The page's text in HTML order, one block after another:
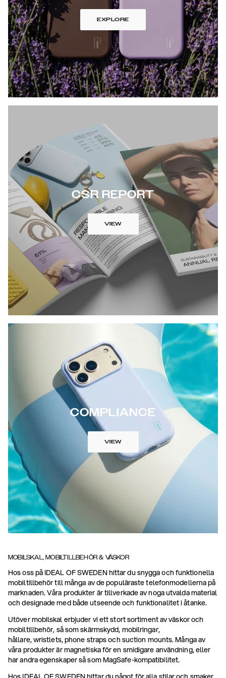
EXPLORE
CSR REPORT
VIEW
COMPLIANCE
VIEW
MOBILSKAL, MOBILTILLBEHÖR & VÄSKOR
Hos oss på IDEAL OF SWEDEN hittar du snygga och funktionella
mobiltillbehör till många av de populäraste telefonmodellerna på
marknaden. Våra produkter är tillverkade av noga utvalda material
och designade med både utseende och funktionalitet i åtanke.
Utöver mobilskal erbjuder vi ett stort sortiment av väskor och
mobiltillbehör, så som skärmskydd, mobilringar,
hållare, wristlets, phone straps och suction mounts. Många av
våra produkter är magnetiska för en smidigare användning, eller
har andra egenskaper så som MagSafe-kompatibilitet.